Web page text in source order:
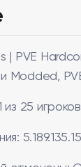
| PVE
Modded,
25